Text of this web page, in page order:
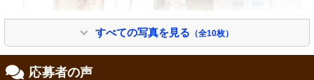
すべての写真を見る （全10枚）
応募者の声